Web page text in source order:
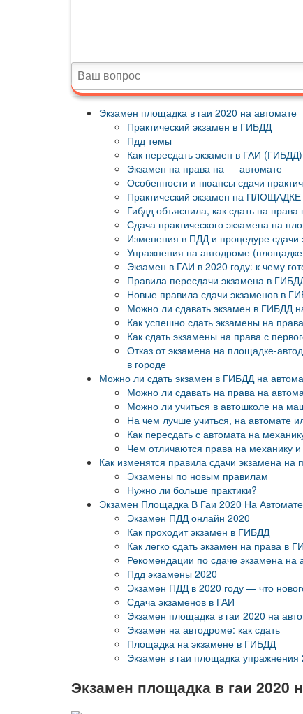
Экзамен площадка в гаи 2020 на автомате
Практический экзамен в ГИБДД
Пдд темы
Как пересдать экзамен в ГАИ (ГИБДД)
Экзамен на права на — автомате
Особенности и нюансы сдачи
Практический экзамен на
Гибдд объяснила, как сдать на
Сдача практического экзамена на
Изменения в ПДД и процедуре сдачи
Упражнения на автодроме
Экзамен в ГАИ в 2020 году: к чему
Правила пересдачи экзамена в
Новые правила сдачи экзаменов в
Можно ли сдавать экзамен в ГИБДД
Как успешно сдать экзамены на
Как сдать экзамены на права с
Отказ от экзамена на площадке-
в городе
Можно ли сдать экзамен в ГИБДД на
Можно ли сдавать на права на
Можно ли учиться в автошколе на
На чем лучше учиться, на автомате
Как пересдать с автомата на
Чем отличаются права на механику и
Как изменятся правила сдачи экзамена на
Экзамены по новым правилам
Нужно ли больше практики?
Экзамен Площадка В Гаи 2020 На Автомате
Экзамен ПДД онлайн 2020
Как проходит экзамен в ГИБДД
Как легко сдать экзамен на права в
Рекомендации по сдаче экзамена на
Пдд экзамены 2020
Экзамен ПДД в 2020 году — что
Сдача экзаменов в ГАИ
Экзамен площадка в гаи 2020 на
Экзамен на автодроме: как сдать
Площадка на экзамене в ГИБДД
Экзамен в гаи площадка упражнения
Экзамен площадка в гаи 2020